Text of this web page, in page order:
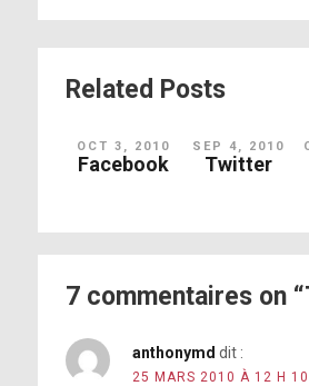
Related Posts
OCT 3, 2010
Facebook
SEP 4, 2010
Twitter
7 commentaires on
anthonymd dit :
25 MARS 2010 À 12 H 10